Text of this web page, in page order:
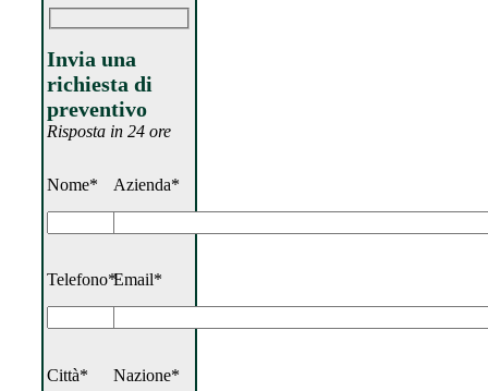
Invia una
richiesta di
preventivo
Risposta in 24 ore
Nome* Azienda*
Telefono*Email*
Città* Nazione*